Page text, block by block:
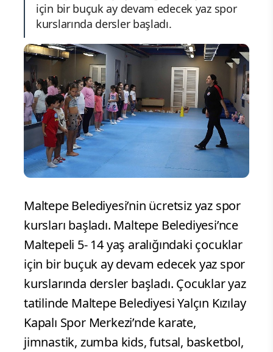
için bir buçuk ay devam edecek yaz spor
kurslarında dersler başladı.
Maltepe Belediyesi’nin ücretsiz yaz spor
kursları başladı. Maltepe Belediyesi’nce
Maltepeli 5- 14 yaş aralığındaki çocuklar
için bir buçuk ay devam edecek yaz spor
kurslarında dersler başladı. Çocuklar yaz
tatilinde Maltepe Belediyesi Yalçın Kızılay
Kapalı Spor Merkezi’nde karate,
jimnastik, zumba kids, futsal, basketbol,